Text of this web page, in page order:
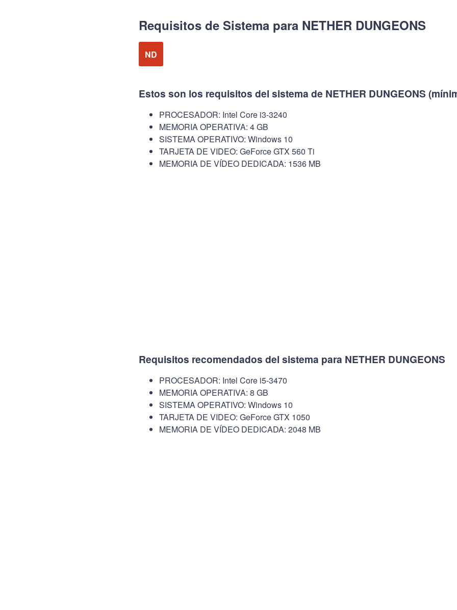
Requisitos de Sistema para NETHER DUNGEONS
ND
Estos son los requisitos del sistema de NETHER DUNGEONS
PROCESADOR: Intel Core i3-3240
MEMORIA OPERATIVA: 4 GB
SISTEMA OPERATIVO: Windows 10
TARJETA DE VIDEO: GeForce GTX 560 Ti
MEMORIA DE VÍDEO DEDICADA: 1536 MB
Requisitos recomendados del sistema para NETHER DUNGEONS
PROCESADOR: Intel Core i5-3470
MEMORIA OPERATIVA: 8 GB
SISTEMA OPERATIVO: Windows 10
TARJETA DE VIDEO: GeForce GTX 1050
MEMORIA DE VÍDEO DEDICADA: 2048 MB